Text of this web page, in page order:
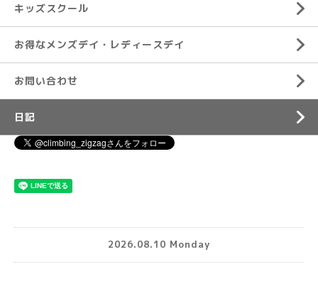
キッズスクール
お得なメンズデイ・レディースデイ
お問い合わせ
日記
2026.08.10 Monday